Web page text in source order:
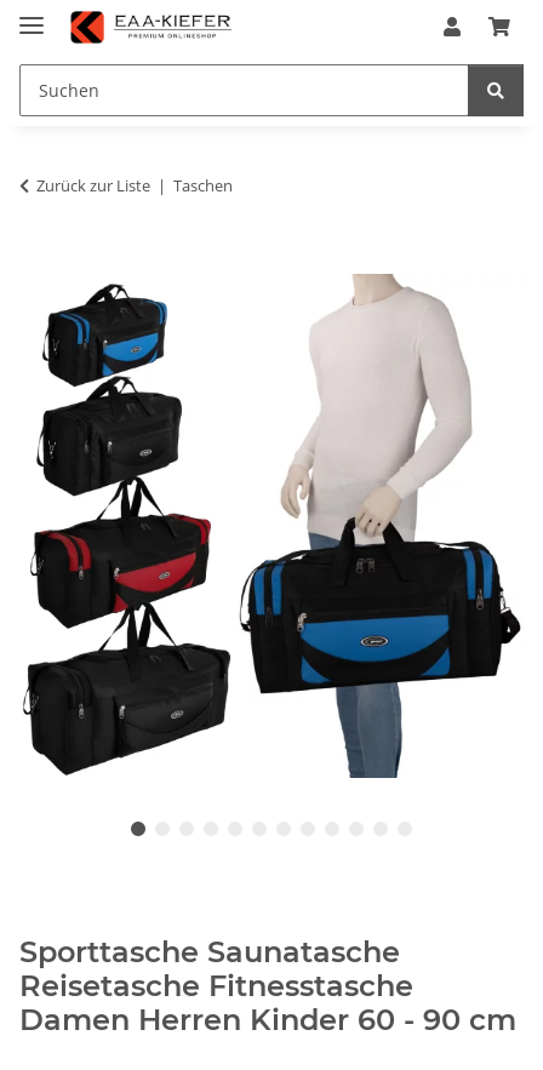
Zurück zur Liste Taschen
Sporttasche Saunatasche
Reisetasche Fitnesstasche
Damen Herren Kinder 60 - 90 cm